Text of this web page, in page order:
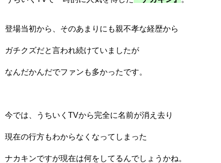
登場当初から、そのあまりにも親不孝な経歴から
ガチクズだと言われ続けていましたが
なんだかんだでファンも多かったです。
今では、うちいくTVから完全に名前が消え去り
現在の行方もわからなくなってしまった
ナカキンですが現在は何をしてるんでしょうかね。